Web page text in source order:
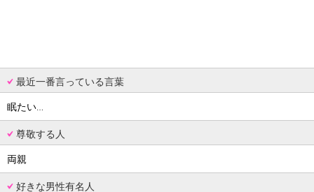
最近一番言っている言葉
眠たい…
尊敬する人
両親
好きな男性有名人